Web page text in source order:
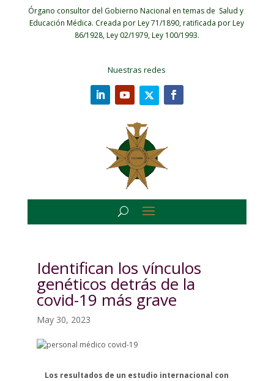
Órgano consultor del Gobierno Nacional en temas de Salud y
Educación Médica. Creada por Ley 71/1890, ratificada por Ley
86/1928, Ley 02/1979, Ley 100/1993.
Nuestras redes
Identifican los vínculos
genéticos detrás de la
covid-19 más grave
May 30, 2023
Los resultados de un estudio internacional con